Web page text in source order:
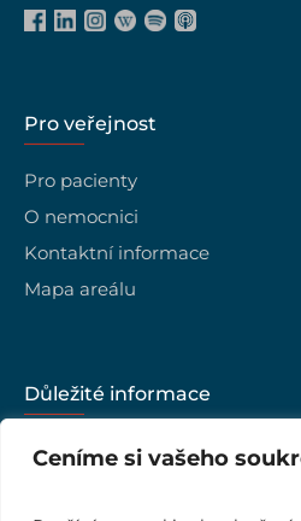
Ceníme si vašeho
Pro veřejnost
Pro pacienty
O nemocnici
Kontaktní informace
Mapa areálu
Důležité informace
Kariéra